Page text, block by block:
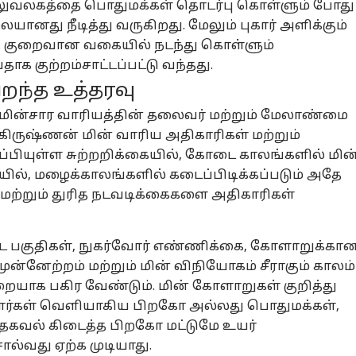
பொதுமக்கள் தொடர்பு கொள்ளும் போது
நீடித்து வருகிறது. மேலும் புகார் அளிக்கும்
குறைவான வகையில் நடந்து கொள்ளும்
குற்றம்சாட்டப்பட்டு வந்தது.
உத்தரவு
மின்சார வாரியத்தின் தலைவர் மற்றும் மேலாண்மை
மின் வாரிய அதிகாரிகள் மற்றும்
சுற்றறிக்கையில், கோடை காலங்களில்
மழைக்காலங்களில் கடைப்பிடிக்கப்படும் அதே
துரித நடவடிக்கைகளை அதிகாரிகள்
பகுதிகள், நுகர்வோர் எண்ணிக்கை,
மற்றும் மின் விநியோகம் சீராகும் காலம்
பகிர வேண்டும். மின் கோளாறுகள் குறித்து
வெளியாகிய பிறகோ அல்லது பொதுமக்கள்,
தகவல் கிடைத்த பிறகோ மட்டுமே உயர்
ஏற்க முடியாது.